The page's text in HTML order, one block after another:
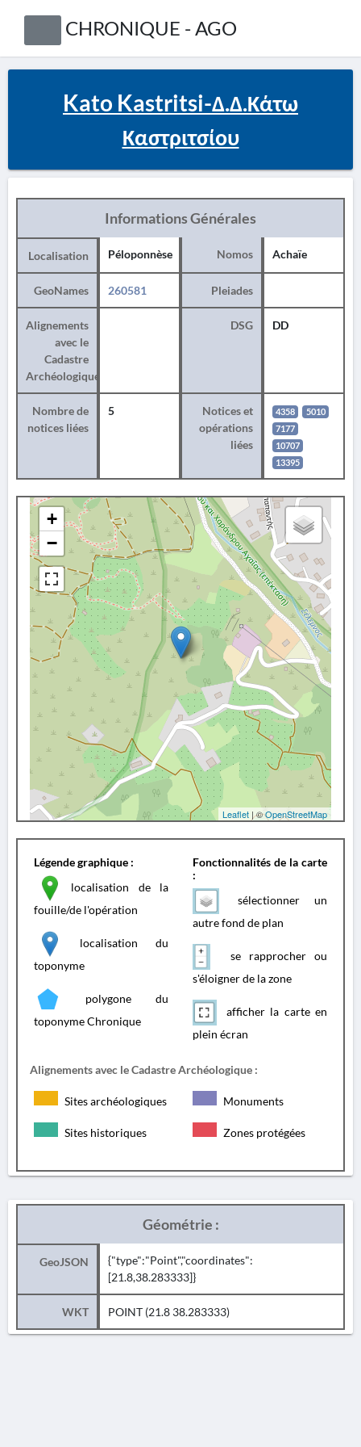
CHRONIQUE - AGO
Kato Kastritsi-Δ.Δ.Κάτω
Καστριτσίου
Informations Générales
Localisation Péloponnèse Nomos Achaïe
GeoNames 260581 Pleiades
Alignements
avec le
Cadastre
Archéologique
DSG DD
Nombre de
notices liées
5
Notices et
opérations
liées
4358
5010
7177
10707
13395
+
−
Leaflet | ©OpenStreetMap
Légende graphique :
localisation de la
fouille/de l'opération
localisation du
toponyme
polygone du
toponyme Chronique
Fonctionnalités de la carte
:
sélectionner un
autre fond de plan
se rapprocher ou
s'éloigner de la zone
afficher la carte en
plein écran
Alignements avec le Cadastre Archéologique :
Sites archéologiques Monuments
Sites historiques Zones protégées
Géométrie :
GeoJSON
{"type":"Point","coordinates":
[21.8,38.283333]}
WKT POINT (21.8 38.283333)